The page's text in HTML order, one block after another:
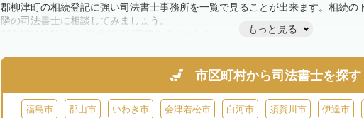
郡柳津町の相続登記に強い司法書士事務所を一覧で見ることが出来ます。相続
隣の司法書士に相談してみましょう。
きが必要です。義務化前の相続も対象となるため注意しましょう。
相続登記は法律で定められており、司法書士に依頼すれば手間を省けます。その
制度の活用を検討しましょう。司法書士への相談も可能です。
もっと見る
市区町村から司法書士を探す
福島市 郡山市 いわき市 会津若松市 白河市 須賀川市 伊達市